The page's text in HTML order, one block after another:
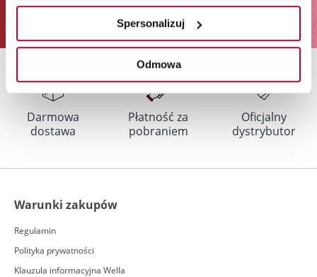
Spersonalizuj
Odmowa
znajdziesz wPolityce prywatności.
Darmowa
dostawa
Płatność za
pobraniem
Oficjalny
dystrybutor
Warunki zakupów
Regulamin
Polityka prywatności
Klauzula informacyjna Wella